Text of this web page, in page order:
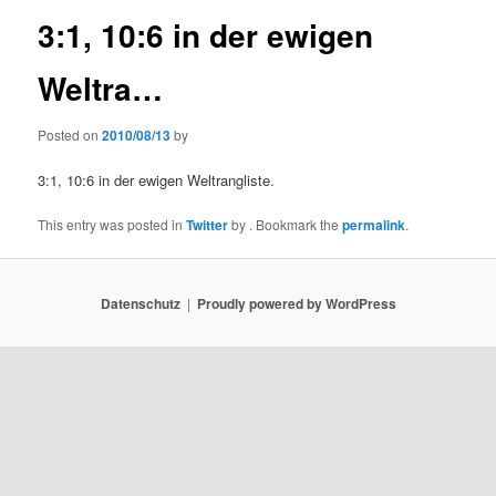
3:1, 10:6 in der ewigen
Weltra…
Posted on2010/08/13by
3:1, 10:6 in der ewigen Weltrangliste.
This entry was posted inTwitterby . Bookmark thepermalink.
Datenschutz Proudly powered by WordPress